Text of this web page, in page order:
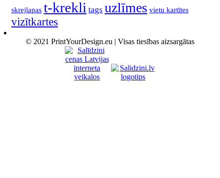
skrejlapas t-krekli tags uzlīmes vietu kartītes
vizītkartes
© 2021 PrintYourDesign.eu | Visas tiesības aizsargātas